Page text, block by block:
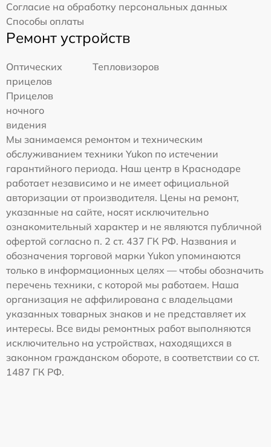
Согласие на обработку персональных данных
Способы оплаты
Ремонт устройств
Оптических
прицелов
Тепловизоров
Прицелов
ночного
видения
Мы занимаемся ремонтом и техническим
обслуживанием техники Yukon по истечении
гарантийного периода. Наш центр в Краснодаре
работает независимо и не имеет официальной
авторизации от производителя. Цены на ремонт,
указанные на сайте, носят исключительно
ознакомительный характер и не являются публичной
офертой согласно п. 2 ст. 437 ГК РФ. Названия и
обозначения торговой марки Yukon упоминаются
только в информационных целях — чтобы обозначить
перечень техники, с которой мы работаем. Наша
организация не аффилирована с владельцами
указанных товарных знаков и не представляет их
интересы. Все виды ремонтных работ выполняются
исключительно на устройствах, находящихся в
законном гражданском обороте, в соответствии со ст.
1487 ГК РФ.